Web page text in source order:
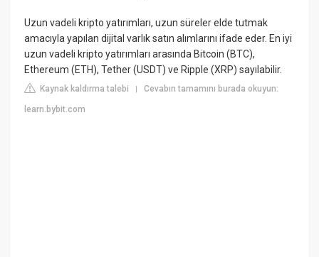
Uzun vadeli kripto yatırımları, uzun süreler elde tutmak
amacıyla yapılan dijital varlık satın alımlarını ifade eder. En iyi
uzun vadeli kripto yatırımları arasında Bitcoin (BTC),
Ethereum (ETH), Tether (USDT) ve Ripple (XRP) sayılabilir.
Kaynak kaldırma talebi |Cevabın tamamını burada okuyun:
learn.bybit.com